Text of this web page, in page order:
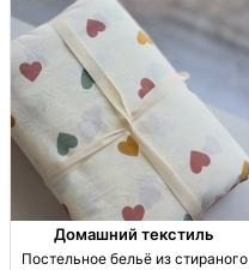
Домашний текстиль
Постельное бельё из стираного